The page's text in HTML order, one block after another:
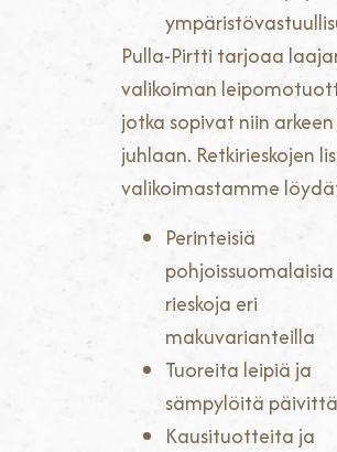
Pulla-Pirtti tarjoaa
valikoiman
jotka sopivat niin arkeen
juhlaan. Retkirieskojen
valikoimastamme
Perinteisiä
pohjoissuomalaisia
rieskoja eri
makuvarianteilla
Tuoreita leipiä ja
sämpylöitä
Kausituotteita ja